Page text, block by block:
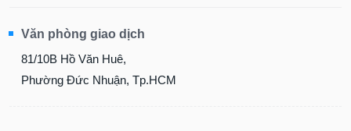
Văn phòng giao dịch
81/10B Hồ Văn Huê,
Phường Đức Nhuận, Tp.HCM